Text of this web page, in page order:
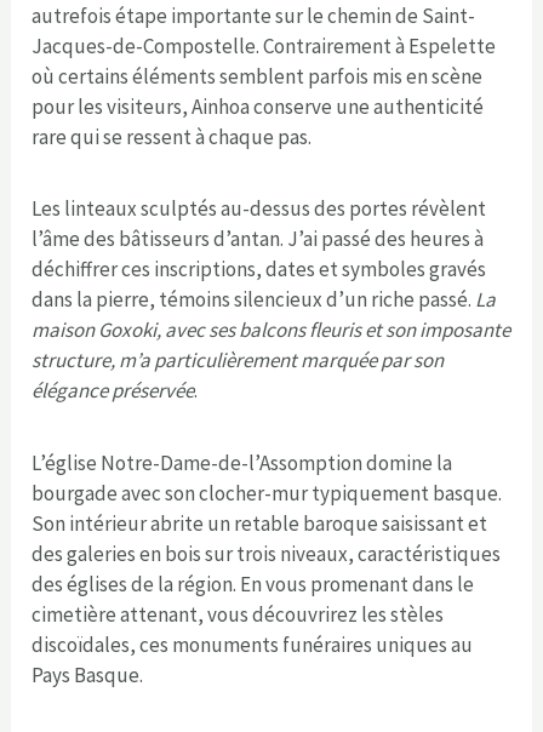
autrefois étape importante sur le chemin de Saint-
Jacques-de-Compostelle. Contrairement à Espelette
où certains éléments semblent parfois mis en scène
pour les visiteurs, Ainhoa conserve une authenticité
rare qui se ressent à chaque pas.
Les linteaux sculptés au-dessus des portes révèlent
l’âme des bâtisseurs d’antan. J’ai passé des heures à
déchiffrer ces inscriptions, dates et symboles gravés
dans la pierre, témoins silencieux d’un riche passé. La
maison Goxoki, avec ses balcons fleuris et son imposante
structure, m’a particulièrement marquée par son
élégance préservée.
L’église Notre-Dame-de-l’Assomption domine la
bourgade avec son clocher-mur typiquement basque.
Son intérieur abrite un retable baroque saisissant et
des galeries en bois sur trois niveaux, caractéristiques
des églises de la région. En vous promenant dans le
cimetière attenant, vous découvrirez les stèles
discoïdales, ces monuments funéraires uniques au
Pays Basque.